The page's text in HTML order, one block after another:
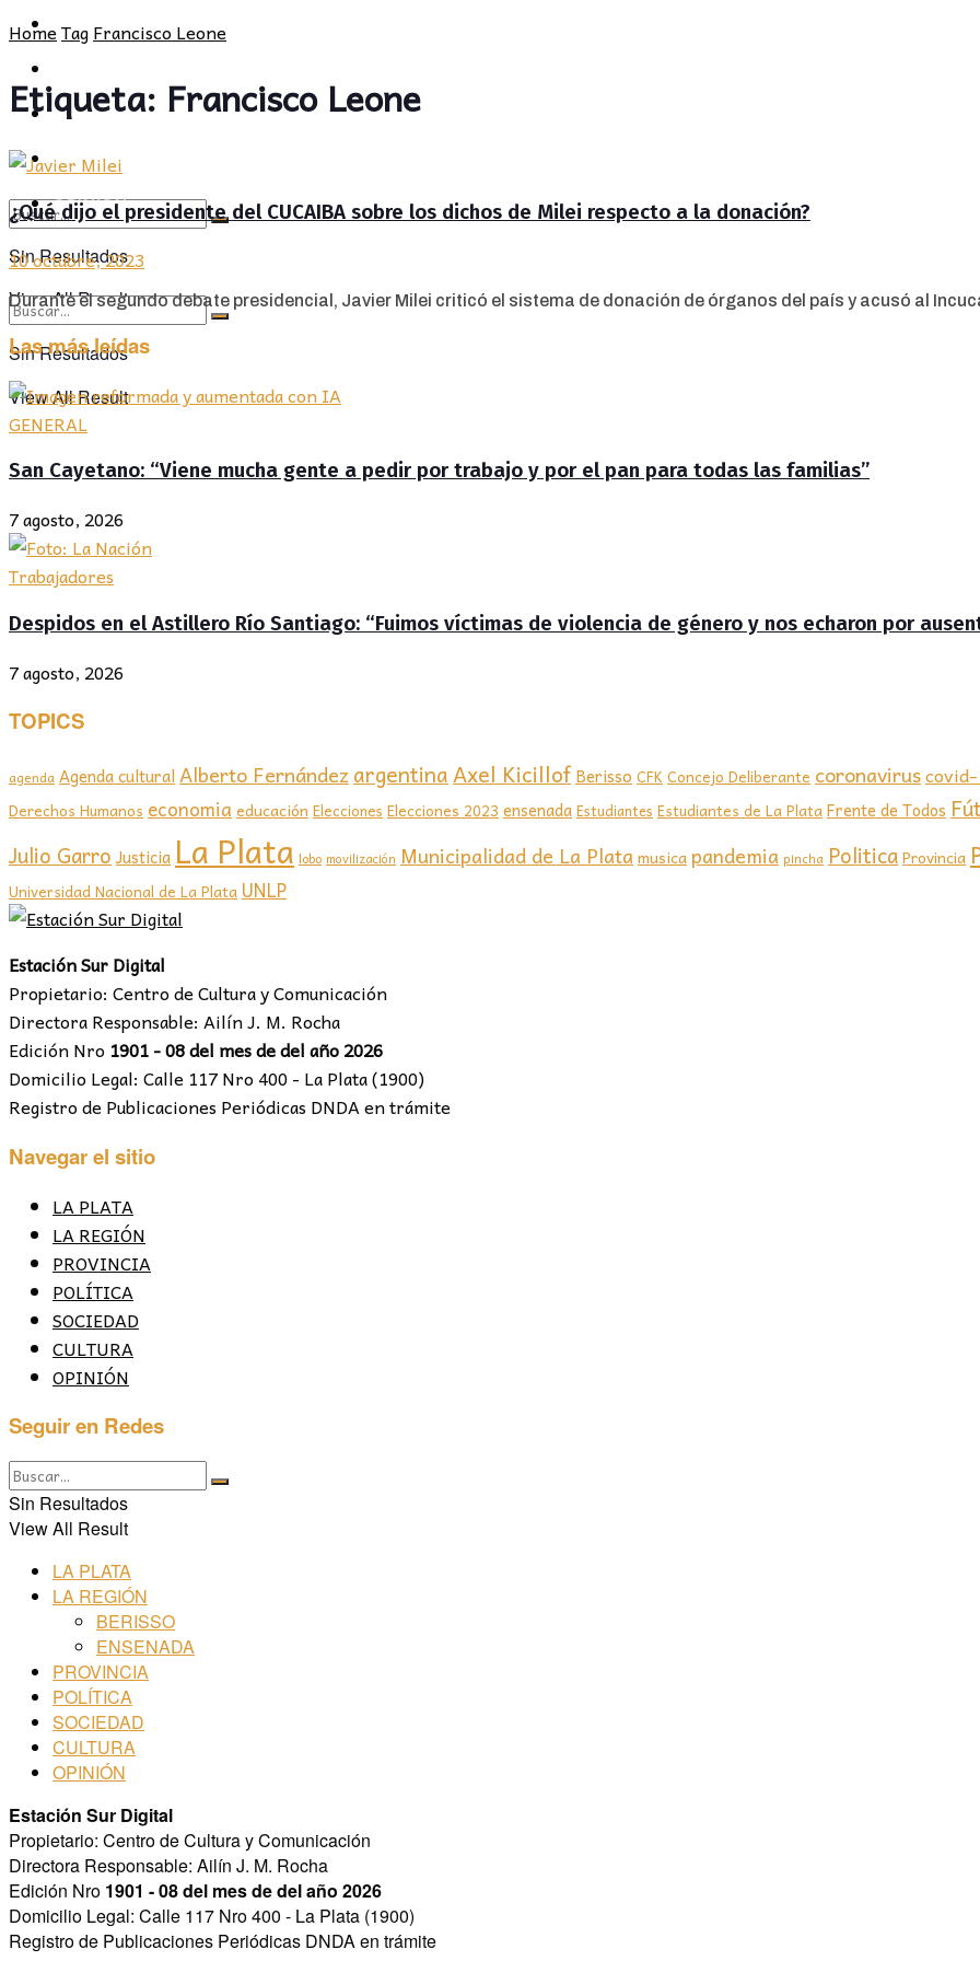
CULTURA
Sin Resultados
View All Result
PROVINCIA
SOCIEDAD
CULTURA
OPINIÓN
Sin Resultados
View All Result
HomeTagFrancisco Leone
Etiqueta: Francisco Leone
¿Qué dijo el presidente del CUCAIBA sobre los dichos de Milei respecto a la donación?
10 octubre, 2023
Durante el segundo debate presidencial, Javier Milei criticó el sistema de donación de órganos del país y acusó al
Las más leídas
GENERAL
San Cayetano: “Viene mucha gente a pedir por trabajo y por el pan para todas las familias”
7 agosto, 2026
Trabajadores
Despidos en el Astillero Río Santiago: “Fuimos víctimas de violencia de género y nos echaron por
7 agosto, 2026
TOPICS
agenda Agenda culturalAlberto Fernández argentinaAxel Kicillof Berisso CFKConcejo Deliberante coronavirus
Derechos Humanos economia educación Elecciones Elecciones 2023 ensenada Estudiantes Estudiantes de La PlataFrente de Todos
Julio Garro Justicia La Plata lobo movilización Municipalidad de La Plata musicapandemia pincha PoliticaProvincia
Universidad Nacional de La Plata UNLP
Estación Sur Digital
Propietario: Centro de Cultura y Comunicación
Directora Responsable: Ailín J. M. Rocha
Edición Nro 1901 - 08 del mes de del año 2026
Domicilio Legal: Calle 117 Nro 400 - La Plata (1900)
Registro de Publicaciones Periódicas DNDA en trámite
Navegar el sitio
LA PLATA
LA REGIÓN
PROVINCIA
POLÍTICA
SOCIEDAD
CULTURA
OPINIÓN
Seguir en Redes
Sin Resultados
View All Result
LA PLATA
LA REGIÓN
BERISSO
ENSENADA
PROVINCIA
POLÍTICA
SOCIEDAD
CULTURA
OPINIÓN
Estación Sur Digital
Propietario: Centro de Cultura y Comunicación
Directora Responsable: Ailín J. M. Rocha
Edición Nro 1901 - 08 del mes de del año 2026
Domicilio Legal: Calle 117 Nro 400 - La Plata (1900)
Registro de Publicaciones Periódicas DNDA en trámite